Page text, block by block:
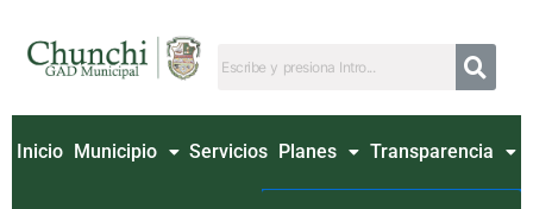
contenido
Inicio Municipio Servicios Planes Transparencia